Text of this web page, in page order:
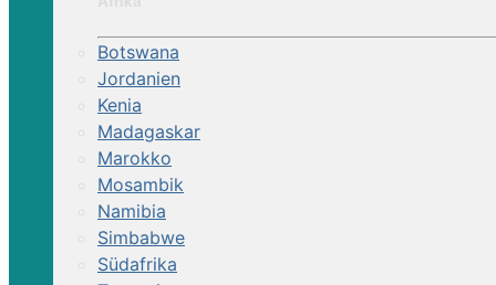
Botswana
Jordanien
Kenia
Madagaskar
Marokko
Mosambik
Namibia
Simbabwe
Südafrika